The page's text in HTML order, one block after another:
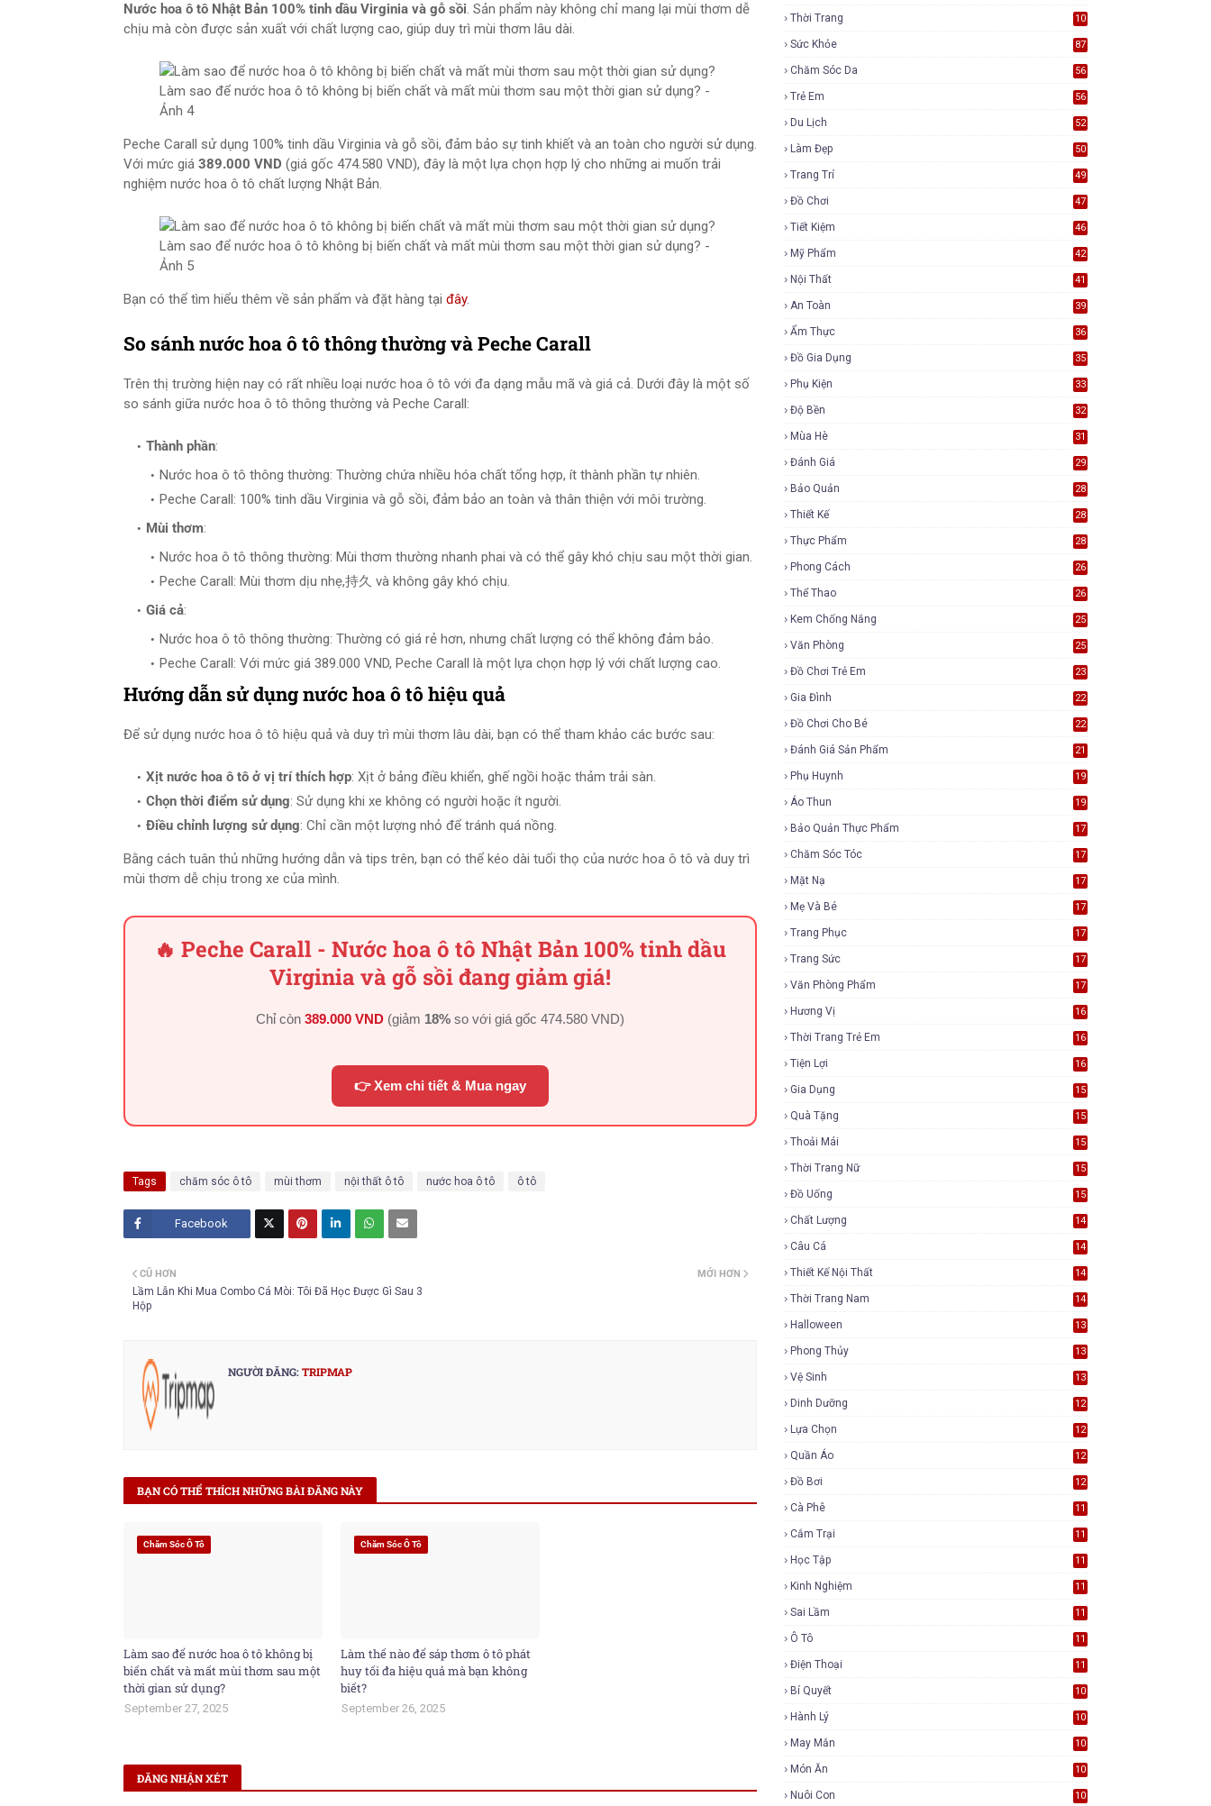
Nước hoa ô tô Nhật Bản 100% tinh dầu Virginia và gỗ sồi. Sản phẩm này không chỉ mang lại mùi thơm dễ
chịu mà còn được sản xuất với chất lượng cao, giúp duy trì mùi thơm lâu dài.
Làm sao để nước hoa ô tô không bị biến chất và mất mùi thơm sau một thời gian sử dụng? -
Ảnh 4
Peche Carall sử dụng 100% tinh dầu Virginia và gỗ sồi, đảm bảo sự tinh khiết và an toàn cho người sử dụng.
Với mức giá 389.000 VND (giá gốc 474.580 VND), đây là một lựa chọn hợp lý cho những ai muốn trải
nghiệm nước hoa ô tô chất lượng Nhật Bản.
Làm sao để nước hoa ô tô không bị biến chất và mất mùi thơm sau một thời gian sử dụng? -
Ảnh 5
Bạn có thể tìm hiểu thêm về sản phẩm và đặt hàng tại đây.
So sánh nước hoa ô tô thông thường và Peche Carall
Trên thị trường hiện nay có rất nhiều loại nước hoa ô tô với đa dạng mẫu mã và giá cả. Dưới đây là một số
so sánh giữa nước hoa ô tô thông thường và Peche Carall:
Thành phần:
Nước hoa ô tô thông thường: Thường chứa nhiều hóa chất tổng hợp, ít thành phần tự nhiên.
Peche Carall: 100% tinh dầu Virginia và gỗ sồi, đảm bảo an toàn và thân thiện với môi trường.
Mùi thơm:
Nước hoa ô tô thông thường: Mùi thơm thường nhanh phai và có thể gây khó chịu sau một thời gian.
Peche Carall: Mùi thơm dịu nhẹ,持久 và không gây khó chịu.
Giá cả:
Nước hoa ô tô thông thường: Thường có giá rẻ hơn, nhưng chất lượng có thể không đảm bảo.
Peche Carall: Với mức giá 389.000 VND, Peche Carall là một lựa chọn hợp lý với chất lượng cao.
Hướng dẫn sử dụng nước hoa ô tô hiệu quả
Để sử dụng nước hoa ô tô hiệu quả và duy trì mùi thơm lâu dài, bạn có thể tham khảo các bước sau:
Xịt nước hoa ô tô ở vị trí thích hợp: Xịt ở bảng điều khiển, ghế ngồi hoặc thảm trải sàn.
Chọn thời điểm sử dụng: Sử dụng khi xe không có người hoặc ít người.
Điều chỉnh lượng sử dụng: Chỉ cần một lượng nhỏ để tránh quá nồng.
Bằng cách tuân thủ những hướng dẫn và tips trên, bạn có thể kéo dài tuổi thọ của nước hoa ô tô và duy trì
mùi thơm dễ chịu trong xe của mình.
🔥 Peche Carall - Nước hoa ô tô Nhật Bản 100% tinh dầu
Virginia và gỗ sồi đang giảm giá!
Chỉ còn389.000 VND (giảm 18% so với giá gốc474.580 VND)
👉 Xem chi tiết & Mua ngay
Tags chăm sóc ô tô mùi thơm nội thất ô tô nước hoa ô tô ô tô
Facebook
MỚI HƠN
CŨ HƠN
Lầm Lẫn Khi Mua Combo Cá Mòi: Tôi Đã Học Được Gì Sau 3
Hộp
NGƯỜI ĐĂNG:TRIPMAP
BẠN CÓ THỂ THÍCH NHỮNG BÀI ĐĂNG NÀY
Chăm Sóc Ô Tô
Làm sao để nước hoa ô tô không bị
biến chất và mất mùi thơm sau một
thời gian sử dụng?
September 27, 2025
Chăm Sóc Ô Tô
Làm thế nào để sáp thơm ô tô phát
huy tối đa hiệu quả mà bạn không
biết?
September 26, 2025
ĐĂNG NHẬN XÉT
Thời Trang
10
Sức Khỏe 87
Chăm Sóc Da 56
Trẻ Em 56
Du Lịch 52
Làm Đẹp 50
Trang Trí 49
Đồ Chơi 47
Tiết Kiệm 46
Mỹ Phẩm 42
Nội Thất 41
An Toàn 39
Ẩm Thực 36
Đồ Gia Dụng 35
Phụ Kiện 33
Độ Bền 32
Mùa Hè 31
Đánh Giá 29
Bảo Quản 28
Thiết Kế 28
Thực Phẩm 28
Phong Cách 26
Thể Thao 26
Kem Chống Nắng 25
Văn Phòng 25
Đồ Chơi Trẻ Em 23
Gia Đình 22
Đồ Chơi Cho Bé 22
Đánh Giá Sản Phẩm 21
Phụ Huynh 19
Áo Thun 19
Bảo Quản Thực Phẩm 17
Chăm Sóc Tóc 17
Mặt Nạ 17
Mẹ Và Bé 17
Trang Phục 17
Trang Sức 17
Văn Phòng Phẩm 17
Hương Vị 16
Thời Trang Trẻ Em 16
Tiện Lợi 16
Gia Dụng 15
Quà Tặng 15
Thoải Mái 15
Thời Trang Nữ 15
Đồ Uống 15
Chất Lượng 14
Câu Cá 14
Thiết Kế Nội Thất 14
Thời Trang Nam 14
Halloween 13
Phong Thủy 13
Vệ Sinh 13
Dinh Dưỡng 12
Lựa Chọn 12
Quần Áo 12
Đồ Bơi 12
Cà Phê 11
Cắm Trại 11
Học Tập 11
Kinh Nghiệm 11
Sai Lầm 11
Ô Tô 11
Điện Thoại 11
Bí Quyết 10
Hành Lý 10
May Mắn 10
Món Ăn 10
Nuôi Con 10